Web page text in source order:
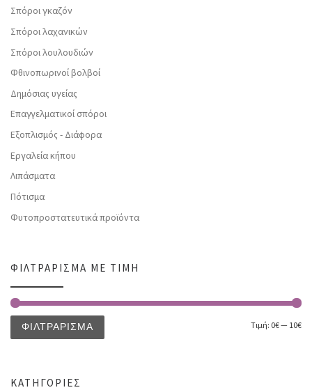
Σπόροι γκαζόν
Σπόροι λαχανικών
Σπόροι λουλουδιών
Φθινοπωρινοί βολβοί
Δημόσιας υγείας
Επαγγελματικοί σπόροι
Εξοπλισμός - Διάφορα
Εργαλεία κήπου
Λιπάσματα
Πότισμα
Φυτοπροστατευτικά προϊόντα
ΦΙΛΤΡΆΡΙΣΜΑ ΜΕ ΤΙΜΉ
ΦΙΛΤΡΆΡΙΣΜΑ Τιμή: 0€— 10€
ΚΑΤΗΓΟΡΊΕΣ